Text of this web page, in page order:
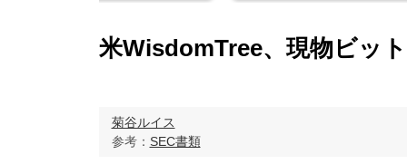
米WisdomTree、現物ビッ
菊谷ルイス
参考： SEC書類